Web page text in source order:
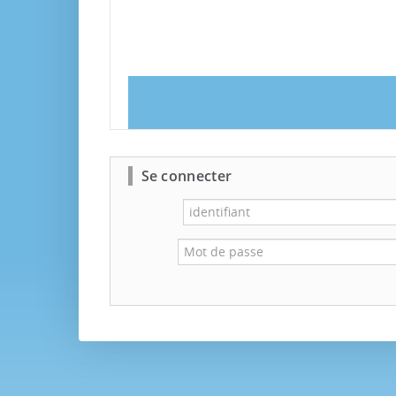
Se connecter